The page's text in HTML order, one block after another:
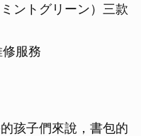
ントグリーン）三款
服務
孩子們來說，書包的